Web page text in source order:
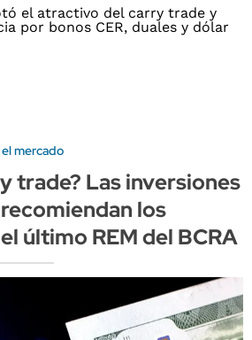
mercado
trade? Las inversiones
los
último REM del BCRA